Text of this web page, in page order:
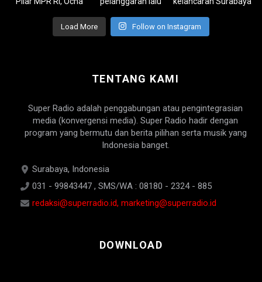
Load More Follow on Instagram
TENTANG KAMI
Super Radio adalah penggabungan atau pengintegrasian
media (konvergensi media). Super Radio hadir dengan
program yang bermutu dan berita pilihan serta musik yang
Indonesia banget.
Surabaya, Indonesia
031 - 99843447 , SMS/WA : 08180 - 2324 - 885
redaksi@superradio.id, marketing@superradio.id
DOWNLOAD